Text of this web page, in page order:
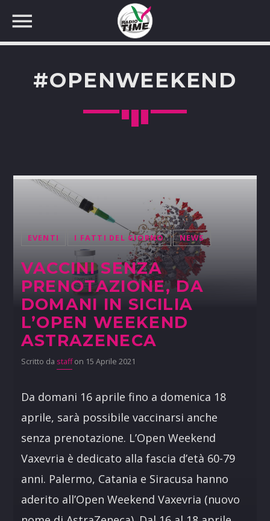
#OPENWEEKEND
EVENTI I FATTI DEL GIORNO NEWS
VACCINI SENZA
PRENOTAZIONE, DA
DOMANI IN SICILIA
L’OPEN WEEKEND
ASTRAZENECA
Scritto da staffon 15 Aprile 2021
Da domani 16 aprile fino a domenica 18
aprile, sarà possibile vaccinarsi anche
senza prenotazione. L’Open Weekend
Vaxevria è dedicato alla fascia d’età 60-79
anni. Palermo, Catania e Siracusa hanno
aderito all’Open Weekend Vaxevria (nuovo